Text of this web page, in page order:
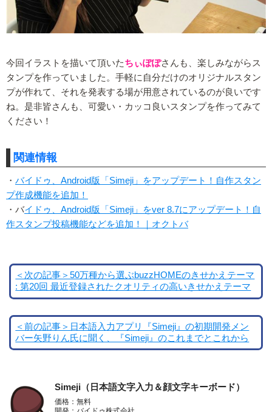
今回イラストを描いて頂いたちぃぽぽさんも、楽しみながらス
タンプを作っていました。手軽に自分だけのオリジナルスタン
プが作れて、それを発表する場が用意されているのが良いです
ね。是非皆さんも、可愛い・カッコ良いスタンプを作ってみて
ください！
関連情報
・ バイドゥ、Android版「Simeji」をアップデート！自作スタン
プ作成機能を追加！
・バイドゥ、Android版「Simeji」をver 8.7にアップデート！自
作スタンプ投稿機能などを追加！｜オクトバ
＜次の記事＞50万種から選ぶbuzzHOMEのきせかえテーマ
: 第20回 最近登録されたクオリティの高いきせかえテーマ
＜前の記事＞日本語入力アプリ『Simeji』の初期開発メン
バー矢野りん氏に聞く、『Simeji』のこれまでとこれから
Simeji（日本語文字入力＆顔文字キーボード）
価格：無料